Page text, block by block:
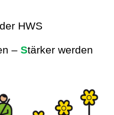
HWS
– Stärker werden